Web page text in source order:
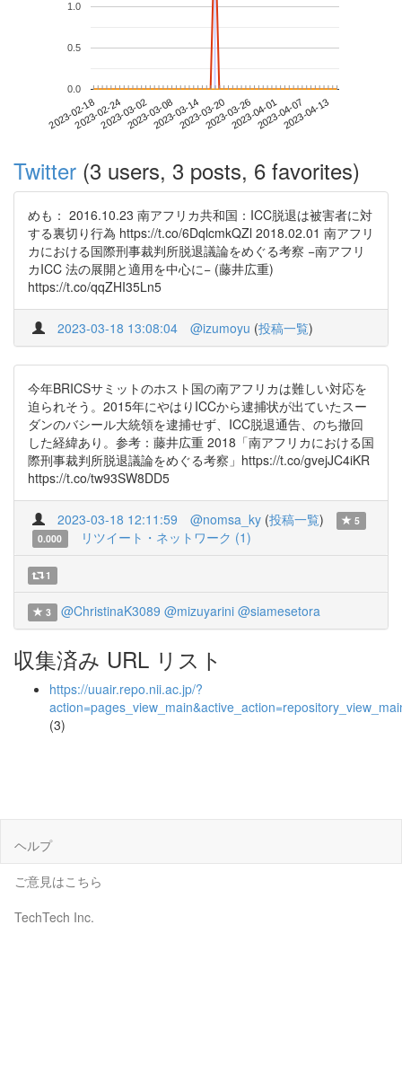
2023-02-182023-02-242023-03-022023-03-082023-03-142023-03-202023-03-262023-04-012023-04-072023-04-13
0.0
0.5
1.0
Twitter (3 users, 3 posts, 6 favorites)
めも： 2016.10.23 南アフリカ共和国：ICC脱退は被害者に対
する裏切り行為 https://t.co/6DqlcmkQZl 2018.02.01 南アフリ
カにおける国際刑事裁判所脱退議論をめぐる考察 −南アフリ
カICC 法の展開と適用を中心に− (藤井広重)
https://t.co/qqZHI35Ln5
2023-03-18 13:08:04 @izumoyu (投稿一覧)
今年BRICSサミットのホスト国の南アフリカは難しい対応を
迫られそう。2015年にやはりICCから逮捕状が出ていたスー
ダンのバシール大統領を逮捕せず、ICC脱退通告、のち撤回
した経緯あり。参考：藤井広重 2018「南アフリカにおける国
際刑事裁判所脱退議論をめぐる考察」https://t.co/gvejJC4iKR
https://t.co/tw93SW8DD5
2023-03-18 12:11:59 @nomsa_ky (投稿一覧)
5
0.000
リツイート・ネットワーク (1)
1
3 @ChristinaK3089 @mizuyarini @siamesetora
収集済み URL リスト
https://uuair.repo.nii.ac.jp/?
(3)
ヘルプ
ご意見はこちら
TechTech Inc.